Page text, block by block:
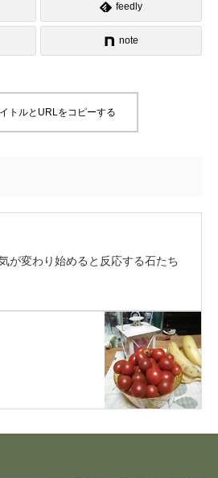
feedly
note
トルとURLをコピーする
が変わり始めると反応する石たち